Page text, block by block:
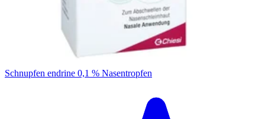
Schnupfen endrine 0,1 % Nasentropfen